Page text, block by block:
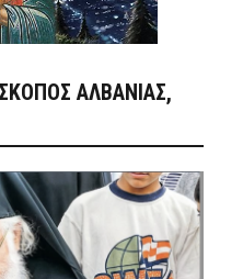
ΑΛΒΑΝΊΑΣ,